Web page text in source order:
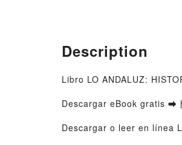
Description
Libro LO ANDALUZ:
Descargar eBook gratis ➡
Descargar o leer en línea